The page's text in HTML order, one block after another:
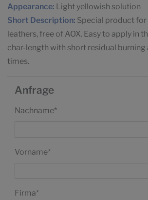
Appearance: Light yellowish solution
Short Description: Special product
leathers, free of AOX. Easy to apply in
char-length with short residual
times.
Anfrage
Nachname*
Vorname*
Firma*